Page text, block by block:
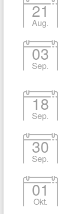
21
Aug.
03
Sep.
18
Sep.
30
Sep.
01
Okt.